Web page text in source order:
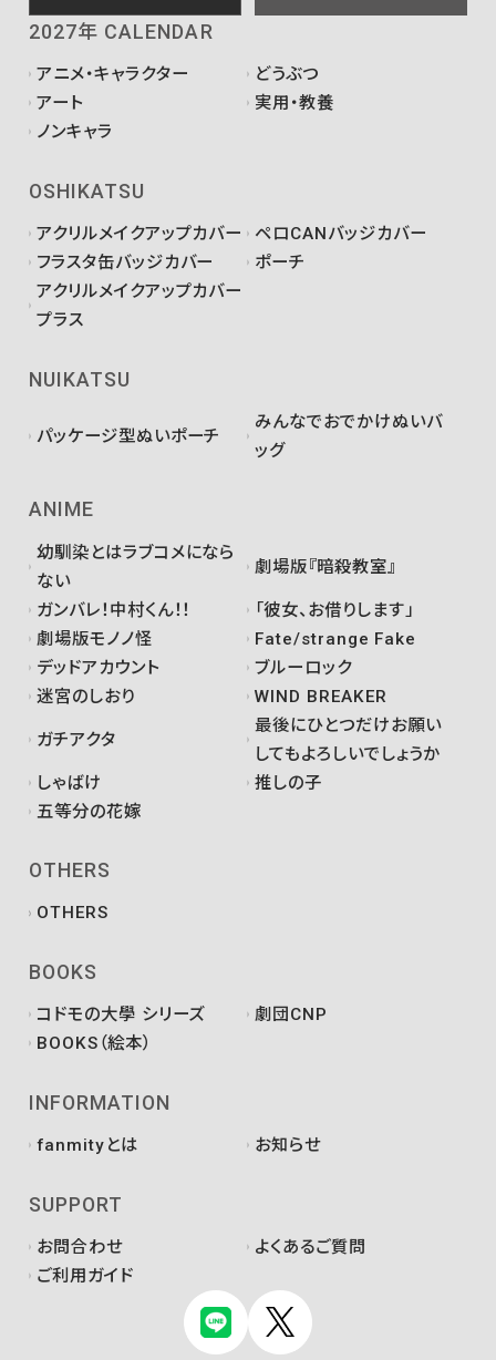
2027年 CALENDAR
アニメ・キャラクター
どうぶつ
アート
実用・教養
ノンキャラ
OSHIKATSU
アクリルメイクアップカバー
ペロCANバッジカバー
フラスタ缶バッジカバー
ポーチ
アクリルメイクアップカバー
プラス
NUIKATSU
パッケージ型ぬいポーチ
みんなでおでかけぬいバ
ッグ
ANIME
幼馴染とはラブコメになら
ない
劇場版『暗殺教室』
ガンバレ！中村くん！！
「彼女、お借りします」
劇場版モノノ怪
Fate/strange Fake
デッドアカウント
ブルーロック
迷宮のしおり
WIND BREAKER
ガチアクタ
最後にひとつだけお願い
してもよろしいでしょうか
しゃばけ
推しの子
五等分の花嫁
OTHERS
OTHERS
BOOKS
コドモの大學 シリーズ
劇団CNP
BOOKS（絵本）
INFORMATION
fanmityとは お知らせ
SUPPORT
お問合わせ
よくあるご質問
ご利用ガイド